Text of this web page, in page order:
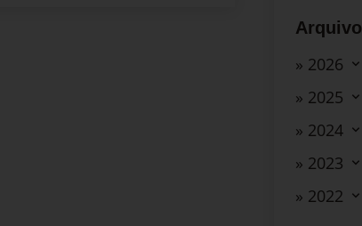
Arquivo
» 2026
» 2025
» 2024
» 2023
» 2022